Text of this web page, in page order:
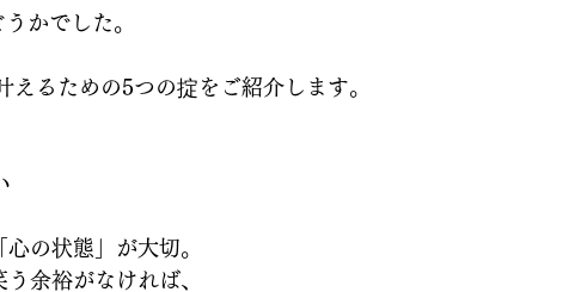
かでした。
るための5つの掟をご紹介します。
の状態」が大切。
余裕がなければ、